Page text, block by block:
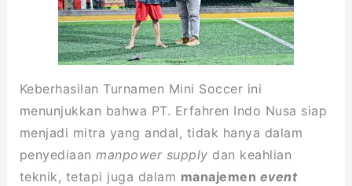
Keberhasilan Turnamen Mini Soccer ini
menunjukkan bahwa PT. Erfahren Indo Nusa siap
menjadi mitra yang andal, tidak hanya dalam
penyediaanmanpower supply dan keahlian
teknik, tetapi juga dalam manajemen event